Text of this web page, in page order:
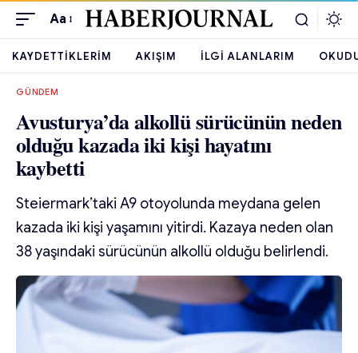
Aa
KAYDETTIKLERIM AKIŞIM İLGI ALANLARIM
GÜNDEM
Avusturya’da alkollü sürücünün neden
olduğu kazada iki kişi hayatını
kaybetti
Steiermark’taki A9 otoyolunda meydana gelen
kazada iki kişi yaşamını yitirdi. Kazaya neden olan
38 yaşındaki sürücünün alkollü olduğu belirlendi.